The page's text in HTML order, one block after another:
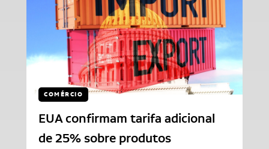
COMÉRCIO
EUA confirmam tarifa adicional
de 25% sobre produtos